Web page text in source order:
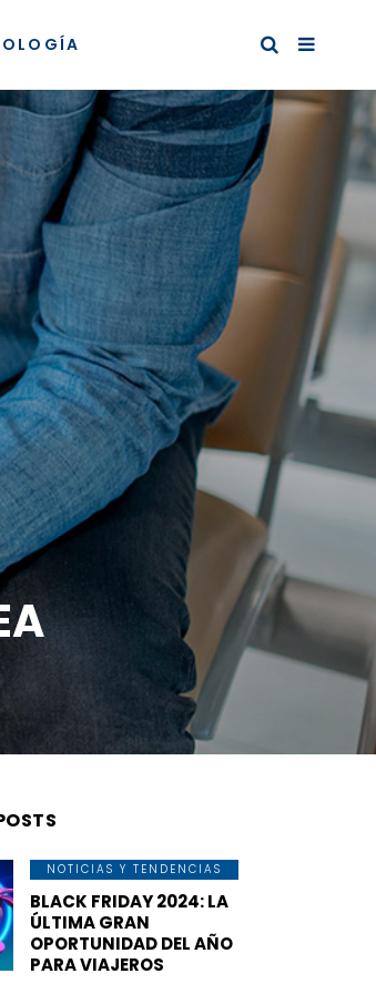
NOTICIAS Y TENDENCIAS
BLACK FRIDAY 2024: LA
ÚLTIMA GRAN
OPORTUNIDAD DEL AÑO
PARA VIAJEROS